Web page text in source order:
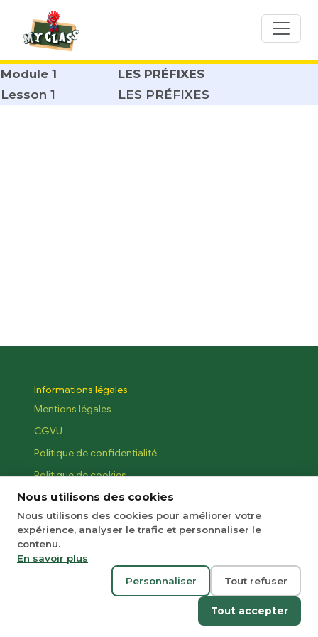
Module 1
LES PRÉFIXES
Lesson 1
LES PRÉFIXES
Informations légales
Mentions légales
CGVU
Politique de confidentialité
Politique de cookies
MyClass
Notre brochure
À propos
Contact
© 2026 MyClass Monaco
Nous utilisons des cookies
Nous utilisons des cookies pour améliorer votre
expérience, analyser le trafic et personnaliser le
contenu.
En savoir plus
Personnaliser
Tout refuser
Tout accepter
Gérer le consentement aux cookies